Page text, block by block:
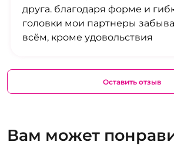
друга. благодаря форме и
головки мои партнеры
всём, кроме удовольствия
Оставить отзыв
Вам может